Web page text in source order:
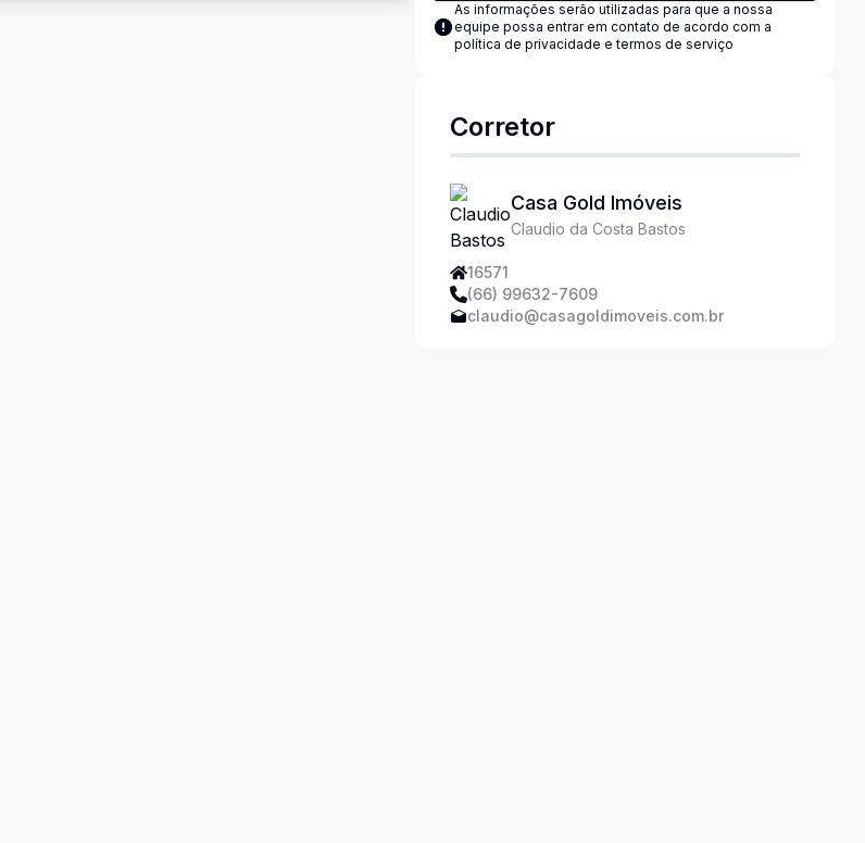
As informações serão utilizadas para que a nossa
equipe possa entrar em contato de acordo com a
política de privacidade e termos de serviço
Corretor
Casa Gold Imóveis
Claudio da Costa Bastos
16571
(66) 99632-7609
claudio@casagoldimoveis.com.br